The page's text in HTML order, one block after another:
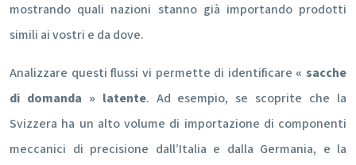
mostrando quali nazioni stanno già importando prodotti
simili ai vostri e da dove.
Analizzare questi flussi vi permette di identificare « sacche
di domanda » latente. Ad esempio, se scoprite che la
Svizzera ha un alto volume di importazione di componenti
meccanici di precisione dall’Italia e dalla Germania, e la